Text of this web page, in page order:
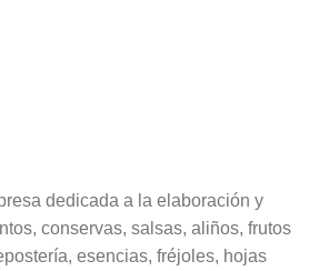
dedicada a la elaboración y
conservas, salsas, aliños, frutos
esencias, fréjoles, hojas